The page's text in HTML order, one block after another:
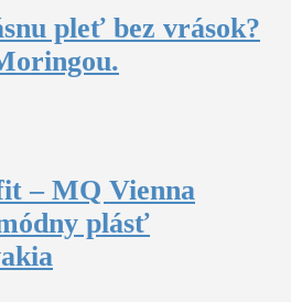
pleť bez vrások?
– MQ Vienna
plásť